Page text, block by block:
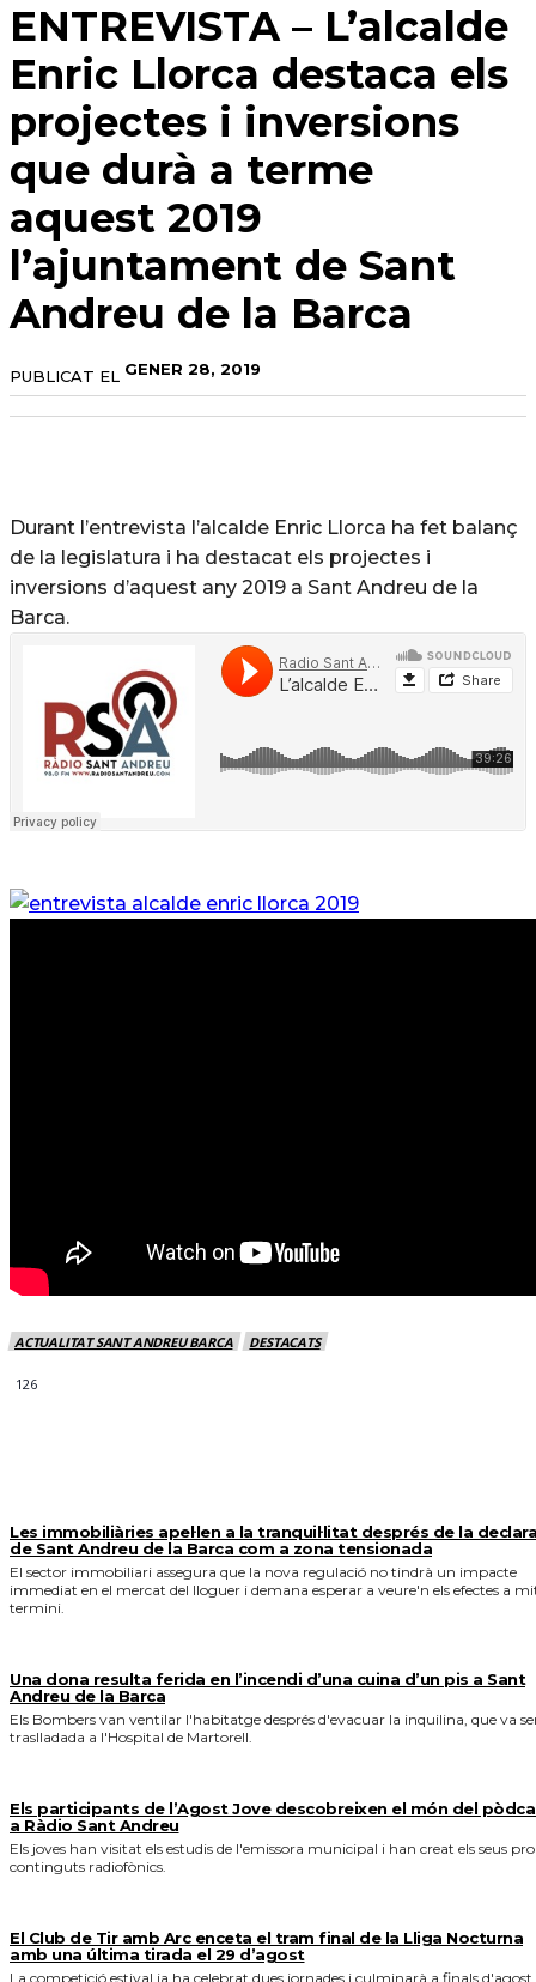
ENTREVISTA – L’alcalde
Enric Llorca destaca els
projectes i inversions
que durà a terme
aquest 2019
l’ajuntament de Sant
Andreu de la Barca
PUBLICAT EL GENER 28, 2019
Durant l’entrevista l’alcalde Enric Llorca ha fet balanç
de la legislatura i ha destacat els projectes i
inversions d’aquest any 2019 a Sant Andreu de la
Barca.
ACTUALITAT SANT ANDREU BARCA DESTACATS
126
Les immobiliàries apel·len a la tranquil·litat després de la
de Sant Andreu de la Barca com a zona tensionada
El sector immobiliari assegura que la nova regulació no tindrà un impacte
immediat en el mercat del lloguer i demana esperar a veure'n els efectes a
termini.
Una dona resulta ferida en l’incendi d’una cuina d’un pis a Sant
Andreu de la Barca
Els Bombers van ventilar l'habitatge després d'evacuar la inquilina, que va
traslladada a l'Hospital de Martorell.
Els participants de l’Agost Jove descobreixen el món del
a Ràdio Sant Andreu
Els joves han visitat els estudis de l'emissora municipal i han creat els seus
continguts radiofònics.
El Club de Tir amb Arc enceta el tram final de la Lliga Nocturna
amb una última tirada el 29 d’agost
La competició estival ja ha celebrat dues jornades i culminarà a finals d'agost